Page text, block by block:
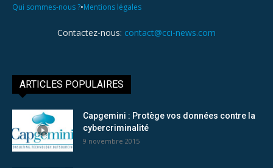
Qui sommes-nous ?•Mentions légales
Contactez-nous: contact@cci-news.com
ARTICLES POPULAIRES
Capgemini : Protège vos données contre la
cybercriminalité
9 novembre 2015